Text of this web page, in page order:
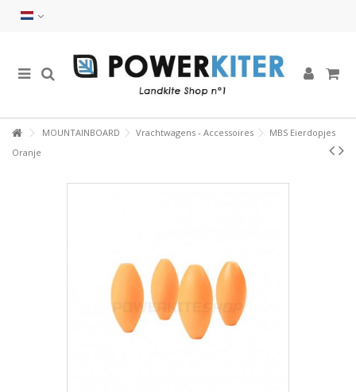
MOUNTAINBOARD Vrachtwagens - Accessoires
MBS Eierdopjes
Oranje